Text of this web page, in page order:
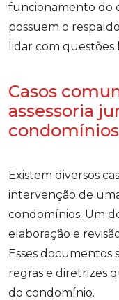
funcionamento do
possuem o
lidar com questões
Casos
assessoria
condomínios
Existem diversos
intervenção de
condomínios. Um
elaboração e
Esses documentos
regras e diretrizes
do condomínio.